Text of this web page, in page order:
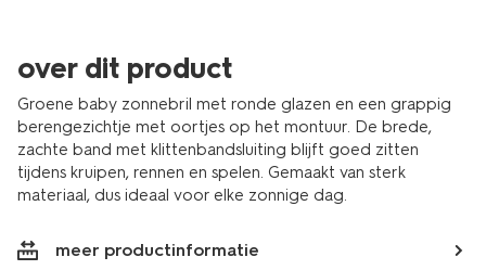
over dit product
Groene baby zonnebril met ronde glazen en een grappig
berengezichtje met oortjes op het montuur. De brede,
zachte band met klittenbandsluiting blijft goed zitten
tijdens kruipen, rennen en spelen. Gemaakt van sterk
materiaal, dus ideaal voor elke zonnige dag.
meer productinformatie